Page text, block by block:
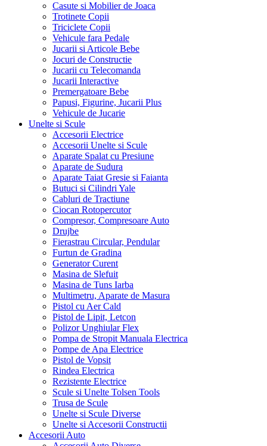
Casute si Mobilier de Joaca
Trotinete Copii
Triciclete Copii
Vehicule fara Pedale
Jucarii si Articole Bebe
Jocuri de Constructie
Jucarii cu Telecomanda
Jucarii Interactive
Premergatoare Bebe
Papusi, Figurine, Jucarii Plus
Vehicule de Jucarie
Unelte si Scule
Accesorii Electrice
Accesorii Unelte si Scule
Aparate Spalat cu Presiune
Aparate de Sudura
Aparate Taiat Gresie si Faianta
Butuci si Cilindri Yale
Cabluri de Tractiune
Ciocan Rotopercutor
Compresor, Compresoare Auto
Drujbe
Fierastrau Circular, Pendular
Furtun de Gradina
Generator Curent
Masina de Slefuit
Masina de Tuns Iarba
Multimetru, Aparate de Masura
Pistol cu Aer Cald
Pistol de Lipit, Letcon
Polizor Unghiular Flex
Pompa de Stropit Manuala Electrica
Pompe de Apa Electrice
Pistol de Vopsit
Rindea Electrica
Rezistente Electrice
Scule si Unelte Tolsen Tools
Trusa de Scule
Unelte si Scule Diverse
Unelte si Accesorii Constructii
Accesorii Auto